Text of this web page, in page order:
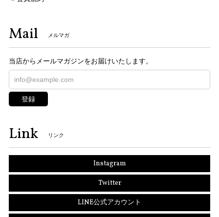
Mail メルマガ
当店からメールマガジンをお届けいたします。
登録
Link リンク
Instagram
Twitter
LINE公式アカウント